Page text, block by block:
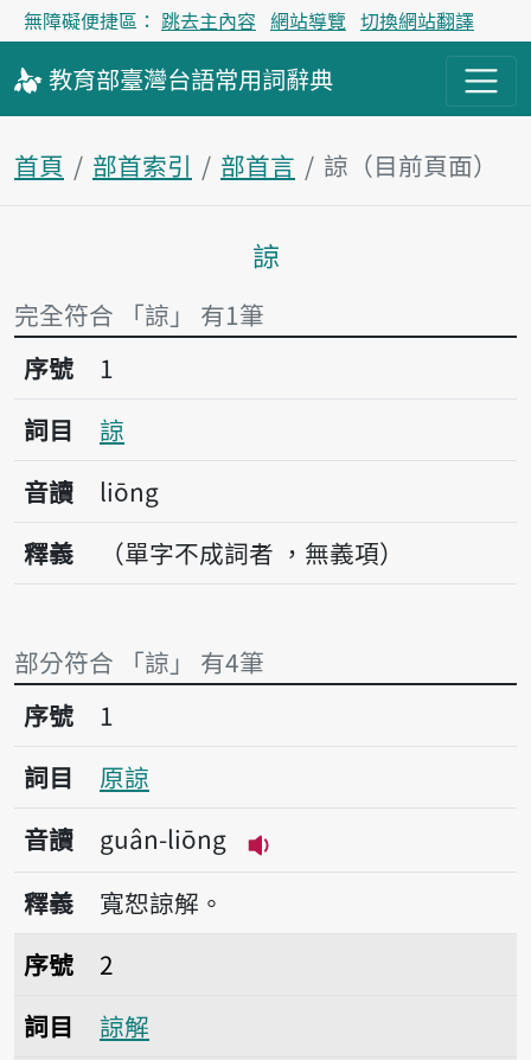
無障礙便捷區： 跳去主內容 網站導覽 切換網站翻譯
教育部臺灣台語常用詞辭典
首頁 部首索引 部首言 諒（目前頁面）
主內容區塊
諒
完全符合 「諒」 有1筆
序號1諒
序號
1
詞目
諒
音讀
liōng
釋義
（單字不成詞者 ，無義項）
部分符合 「諒」 有4筆
序號1原諒
序號
1
詞目
原諒
音讀
guân-liōng
播放音讀guân-liōng
釋義
寬恕諒解。
序號2諒解
序號
2
詞目
諒解